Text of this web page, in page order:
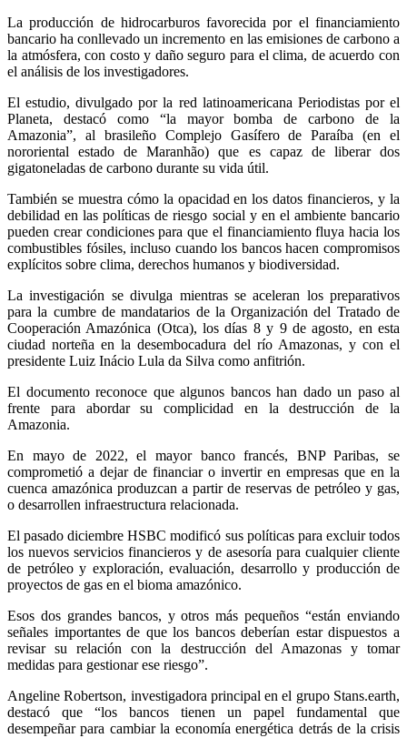
La producción de hidrocarburos favorecida por el financiamiento
bancario ha conllevado un incremento en las emisiones de carbono a
la atmósfera, con costo y daño seguro para el clima, de acuerdo con
el análisis de los investigadores.
El estudio, divulgado por la red latinoamericana Periodistas por el
Planeta, destacó como “la mayor bomba de carbono de la
Amazonia”, al brasileño Complejo Gasífero de Paraíba (en el
nororiental estado de Maranhão) que es capaz de liberar dos
gigatoneladas de carbono durante su vida útil.
También se muestra cómo la opacidad en los datos financieros, y la
debilidad en las políticas de riesgo social y en el ambiente bancario
pueden crear condiciones para que el financiamiento fluya hacia los
combustibles fósiles, incluso cuando los bancos hacen compromisos
explícitos sobre clima, derechos humanos y biodiversidad.
La investigación se divulga mientras se aceleran los preparativos
para la cumbre de mandatarios de la Organización del Tratado de
Cooperación Amazónica (Otca), los días 8 y 9 de agosto, en esta
ciudad norteña en la desembocadura del río Amazonas, y con el
presidente Luiz Inácio Lula da Silva como anfitrión.
El documento reconoce que algunos bancos han dado un paso al
frente para abordar su complicidad en la destrucción de la
Amazonia.
En mayo de 2022, el mayor banco francés, BNP Paribas, se
comprometió a dejar de financiar o invertir en empresas que en la
cuenca amazónica produzcan a partir de reservas de petróleo y gas,
o desarrollen infraestructura relacionada.
El pasado diciembre HSBC modificó sus políticas para excluir todos
los nuevos servicios financieros y de asesoría para cualquier cliente
de petróleo y exploración, evaluación, desarrollo y producción de
proyectos de gas en el bioma amazónico.
Esos dos grandes bancos, y otros más pequeños “están enviando
señales importantes de que los bancos deberían estar dispuestos a
revisar su relación con la destrucción del Amazonas y tomar
medidas para gestionar ese riesgo”.
Angeline Robertson, investigadora principal en el grupo Stans.earth,
destacó que “los bancos tienen un papel fundamental que
desempeñar para cambiar la economía energética detrás de la crisis